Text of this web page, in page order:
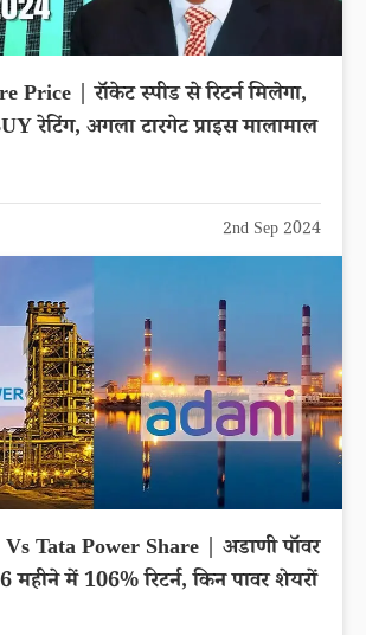
Price | रॉकेट स्पीड से रिटर्न मिलेगा,
रेटिंग, अगला टारगेट प्राइस मालामाल
2nd Sep 2024
Tata Power Share | अडाणी पॉवर
महीने में 106% रिटर्न, किन पावर शेयरों